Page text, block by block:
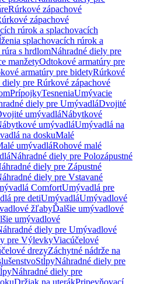
Rúrkové zápachové
zápachové
rúrok a splachovacích
splachovacích rúrok a
s hrdlomNáhradné diely pre
manžetyOdtokové armatúry pre
armatúry pre bidetyRúrkové
diely pre Rúrkové zápachové
PrípojkyTesneniaUmývacie
diely pre UmývadláDvojité
umývadláNábytkové
umývadláUmývadlá na
na doskuMalé
umývadláRohové malé
Náhradné diely pre Polozápustné
diely pre Zápustné
diely pre Vstavané
ComfortUmývadlá pre
pre detiUmývadláUmývadlové
žľabyĎalšie umývadlové
umývadlové
diely pre Umývadlové
pre VýlevkyViacúčelové
drezyZáchytné nádrže na
StĺpyNáhradné diely pre
Náhradné diely pre
Držiak na uterákPripevňovací